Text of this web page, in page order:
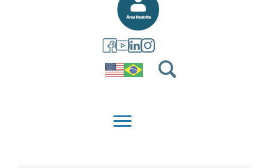
QUEM SOMOS